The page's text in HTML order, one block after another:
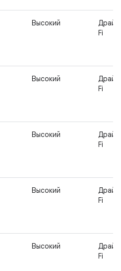
Высокий
Fi
Высокий
Fi
Высокий
Fi
Высокий
Fi
Высокий
Fi